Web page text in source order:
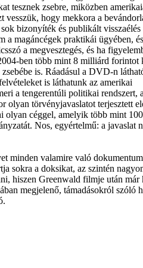
tesznek zsebre, miközben
vesszük, hogy mekkora a
bizonyíték és publikált visszaélés
a magáncégek praktikái ügyében,
a megvesztegés, és ha
ben több mint 8 milliárd forintot
is. Ráadásul a DVD-n
is láthatunk az amerikai
a tengerentúli politikai rendszert,
olyan törvényjavaslatot terjesztett
olyan céggel, amelyik több mint
Nos, egyértelmű: a javaslat
minden valamire való
sokra a doksikat, az szintén
hiszen Greenwald filmje után már
megjelenő, támadásokról szóló